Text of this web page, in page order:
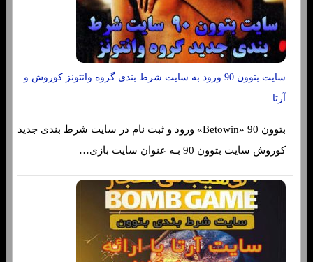
سایت بتوون 90 ورود به سایت شرط بندی گروه وانتونز کوروش و
آرتا
بتوون 90 «Betowin» ورود و ثبت نام در سایت شرط بندی جدید
کوروش سایت بتوون 90 بـه عنوان سایت بازی…